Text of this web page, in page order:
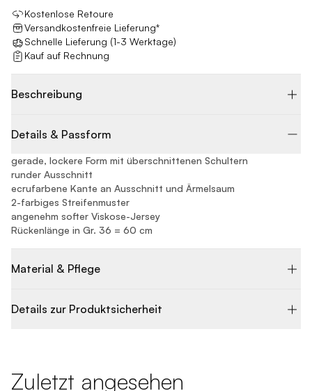
Kostenlose Retoure
Versandkostenfreie Lieferung*
Schnelle Lieferung (1-3 Werktage)
Kauf auf Rechnung
Beschreibung
Details & Passform
gerade, lockere Form mit überschnittenen Schultern
runder Ausschnitt
ecrufarbene Kante an Ausschnitt und Ärmelsaum
2-farbiges Streifenmuster
angenehm softer Viskose-Jersey
Rückenlänge in Gr. 36 = 60 cm
Material & Pflege
Details zur Produktsicherheit
Zuletzt angesehen